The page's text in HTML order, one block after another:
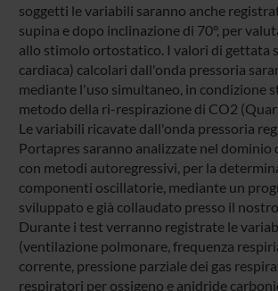
soggetti le variabili saranno anche
supina e dopo inclinazione di 70°, per
allo stimolo ortostatico. I valori di gettata
cardiaca) calcolari dall'onda pressoria
mediante l'uso simultaneo, in condizione
metodo della ri-respirazione di CO2
Le variabili ricavate dall'onda pressoria
Portapres saranno analizzate nel dominio
con metodi autoregressivi, per la
componenti oscillatorie, mediante un
sviluppato e già collaudato presso il
Durante i test verranno registrate le
(ventilazione polmonare, frequenza
corrente, pressione parziale dei gas
respiratori per ossigeno e anidride